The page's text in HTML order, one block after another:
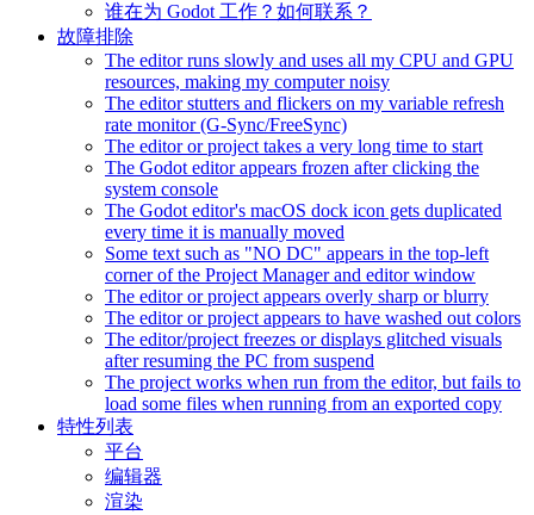
谁在为 Godot 工作？如何联系？
故障排除
The editor runs slowly and uses all my CPU and GPU
resources, making my computer noisy
The editor stutters and flickers on my variable refresh
rate monitor (G-Sync/FreeSync)
The editor or project takes a very long time to start
The Godot editor appears frozen after clicking the
system console
The Godot editor's macOS dock icon gets duplicated
every time it is manually moved
Some text such as "NO DC" appears in the top-left
corner of the Project Manager and editor window
The editor or project appears overly sharp or blurry
The editor or project appears to have washed out colors
The editor/project freezes or displays glitched visuals
after resuming the PC from suspend
The project works when run from the editor, but fails to
load some files when running from an exported copy
特性列表
平台
编辑器
渲染